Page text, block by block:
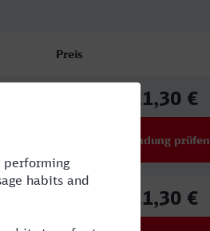
Preis
21,30 €
Verbindung prüfen
21,30 €